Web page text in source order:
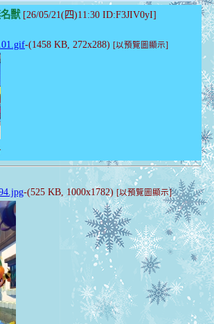
獸[26/05/21(四)11:30 ID:F3JIV0yI]
-(1458 KB, 272x288) [以預覽圖顯示]
-(525 KB, 1000x1782)[以預覽圖顯示]